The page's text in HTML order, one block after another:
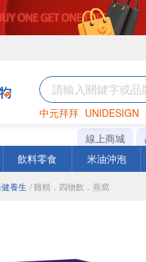
中元拜拜 UNIDESIGN
巧克力 罐頭 衛
線上商城
飲料零食 米油沖泡
養生 / 雞精．四物飲．燕窩